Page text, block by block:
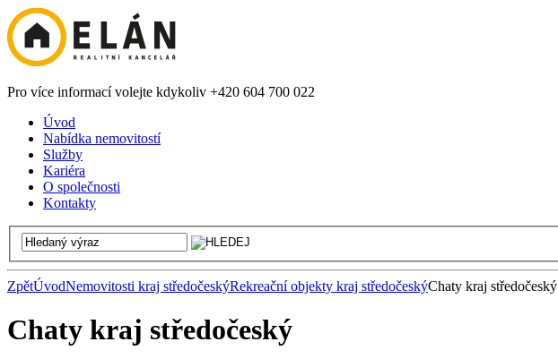
Pro více informací volejte kdykoliv +420 604 700 022
Úvod
Nabídka nemovitostí
Služby
Kariéra
O společnosti
Kontakty
ZpětÚvodNemovitosti kraj středočeskýRekreační objekty kraj středočeskýChaty kraj středočeský
Chaty kraj středočeský